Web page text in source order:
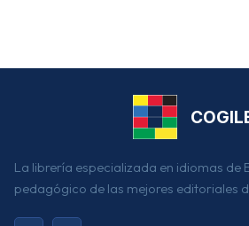
La librería especializada en idiomas de
pedagógico de las mejores editoriales